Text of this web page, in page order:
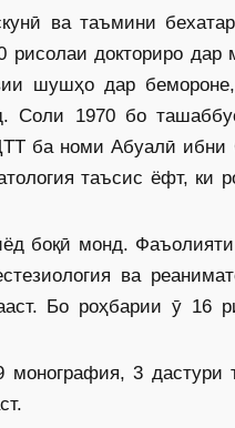
ва таъмини
докториро дар
шушҳо дар
Соли 1970 бо
ба номи Абуалӣ
таъсис ёфт, ки
боқӣ монд.
ва
Бо роҳбарии ӯ 16
3 дастури